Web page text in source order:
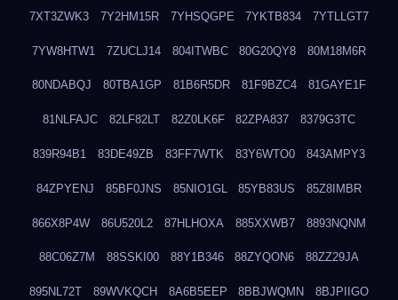
7XT3ZWK3 7Y2HM15R 7YHSQGPE 7YKTB834 7YTLLGT7
7YW8HTW1 7ZUCLJ14 804ITWBC 80G20QY8 80M18M6R
80NDABQJ 80TBA1GP 81B6R5DR 81F9BZC4 81GAYE1F
81NLFAJC 82LF82LT 82Z0LK6F 82ZPA837 8379G3TC
839R94B1 83DE49ZB 83FF7WTK 83Y6WTO0 843AMPY3
84ZPYENJ 85BF0JNS 85NIO1GL 85YB83US 85Z8IMBR
866X8P4W 86U520L2 87HLHOXA 885XXWB7 8893NQNM
88C06Z7M 88SSKI00 88Y1B346 88ZYQON6 88ZZ29JA
895NL72T 89WVKQCH 8A6B5EEP 8BBJWQMN 8BJPIIGO